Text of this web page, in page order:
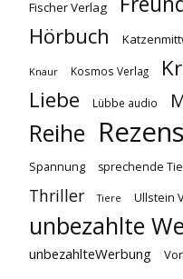
Fischer Verlag
Hörbuch
Knaur Kosmos Verlag
Liebe Lübbe audio
Reihe
Spannung sprechende
Thriller Tiere Ullstein
unbezahlte
unbezahlteWerbung